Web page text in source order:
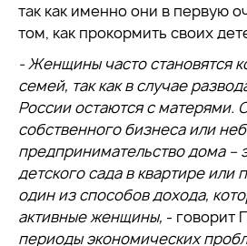
так как именно они в первую
том, как прокормить своих
- Женщины часто становятся
семей, так как в случае
России остаются с матерями.
собственного бизнеса или
предпринимательство дома –
детского сада в квартире или
один из способов дохода,
активные женщины, - говорит
периоды экономических